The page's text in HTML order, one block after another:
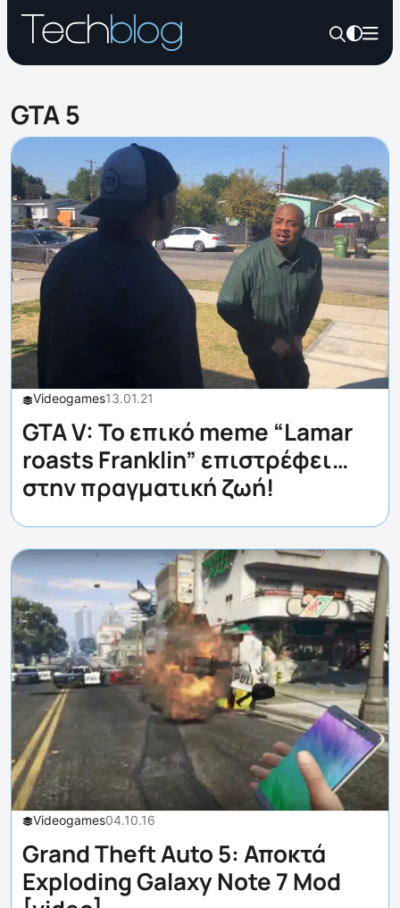
GTA 5
Videogames13.01.21
GTA V: Το επικό meme “Lamar
roasts Franklin” επιστρέφει…
στην πραγματική ζωή!
Videogames04.10.16
Grand Theft Auto 5: Αποκτά
Exploding Galaxy Note 7 Mod